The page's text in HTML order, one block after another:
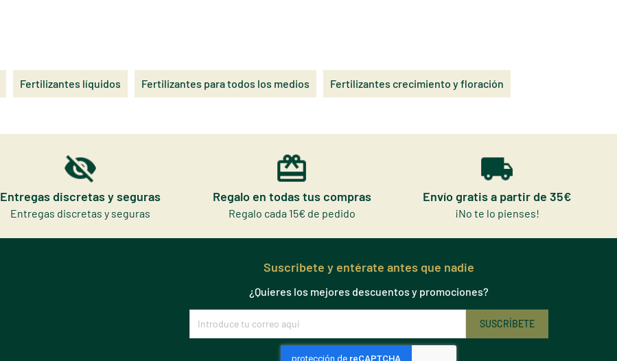
Fertilizantes líquidos Fertilizantes para todos los medios Fertilizantes crecimiento y floración
Entregas discretas y seguras
Entregas discretas y seguras
Regalo en todas tus compras
Regalo cada 15€ de pedido
Envío gratis a partir de 35€
¡No te lo pienses!
Suscribete y entérate antes que nadie
¿Quieres los mejores descuentos y promociones?